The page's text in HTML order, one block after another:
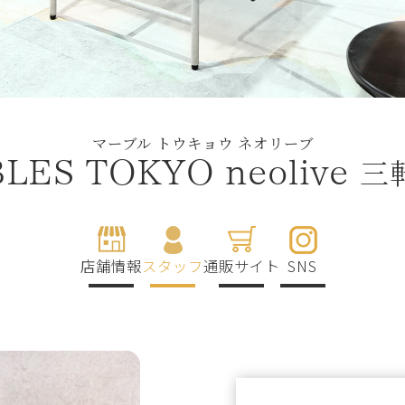
マーブル トウキョウ ネオリーブ
TOKYO neolive 三
店舗情報スタッフ通販サイト SNS